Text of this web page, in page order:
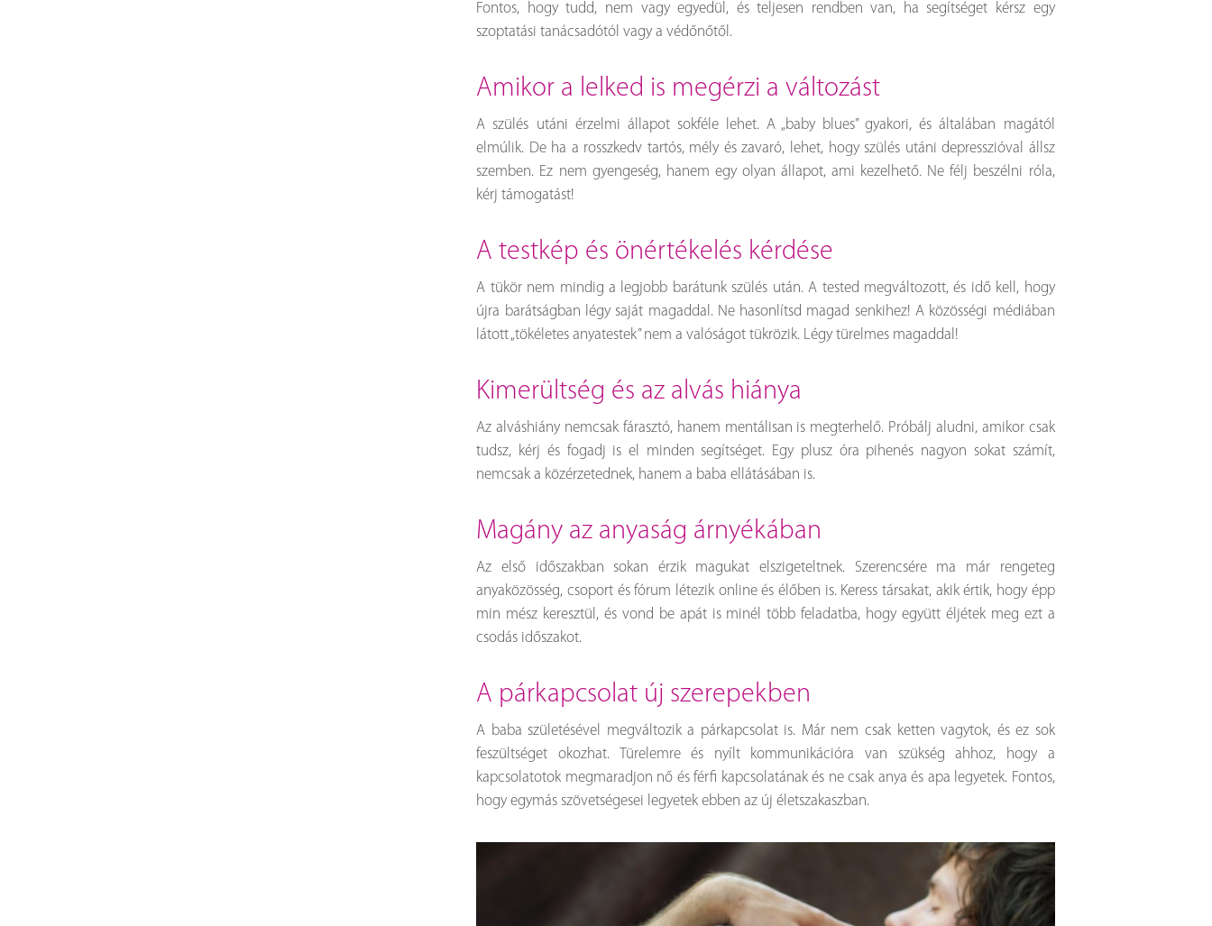
Fontos, hogy tudd, nem vagy egyedül, és teljesen rendben van, ha segítséget kérsz egy
szoptatási tanácsadótól vagy a védőnőtől.
amikor a lelked is megérzi a változást
A szülés utáni érzelmi állapot sokféle lehet. A „baby blues” gyakori, és általában magától
elmúlik. De ha a rosszkedv tartós, mély és zavaró, lehet, hogy szülés utáni depresszióval állsz
szemben. Ez nem gyengeség, hanem egy olyan állapot, ami kezelhető. Ne félj beszélni róla,
kérj támogatást!
a testkép és önértékelés kérdése
A tükör nem mindig a legjobb barátunk szülés után. A tested megváltozott, és idő kell, hogy
újra barátságban légy saját magaddal. Ne hasonlítsd magad senkihez! A közösségi médiában
látott „tökéletes anyatestek” nem a valóságot tükrözik. Légy türelmes magaddal!
kimerültség és az alvás hiánya
Az alváshiány nemcsak fárasztó, hanem mentálisan is megterhelő. Próbálj aludni, amikor csak
tudsz, kérj és fogadj is el minden segítséget. Egy plusz óra pihenés nagyon sokat számít,
nemcsak a közérzetednek, hanem a baba ellátásában is.
magány az anyaság árnyékában
Az első időszakban sokan érzik magukat elszigeteltnek. Szerencsére ma már rengeteg
anyaközösség, csoport és fórum létezik online és élőben is. Keress társakat, akik értik, hogy épp
min mész keresztül, és vond be apát is minél több feladatba, hogy együtt éljétek meg ezt a
csodás időszakot.
a párkapcsolat új szerepekben
A baba születésével megváltozik a párkapcsolat is. Már nem csak ketten vagytok, és ez sok
feszültséget okozhat. Türelemre és nyílt kommunikációra van szükség ahhoz, hogy a
kapcsolatotok megmaradjon nő és férfi kapcsolatának és ne csak anya és apa legyetek. Fontos,
hogy egymás szövetségesei legyetek ebben az új életszakaszban.